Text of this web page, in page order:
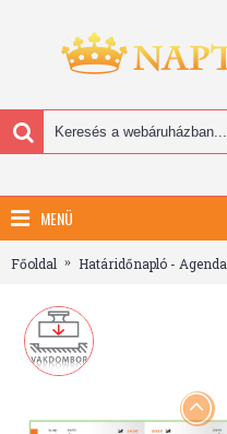
MENÜ
Főoldal Határidőnapló - Agenda